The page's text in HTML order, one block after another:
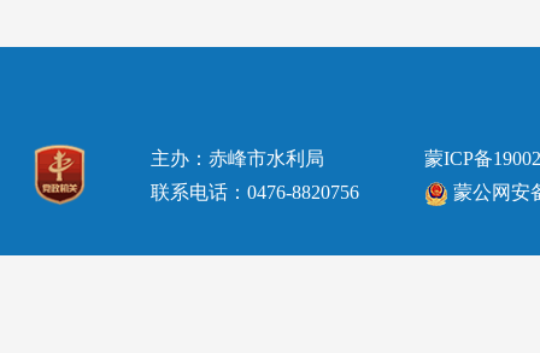
主办：赤峰市水利局
联系电话：0476-8820756
蒙ICP备
蒙公网安